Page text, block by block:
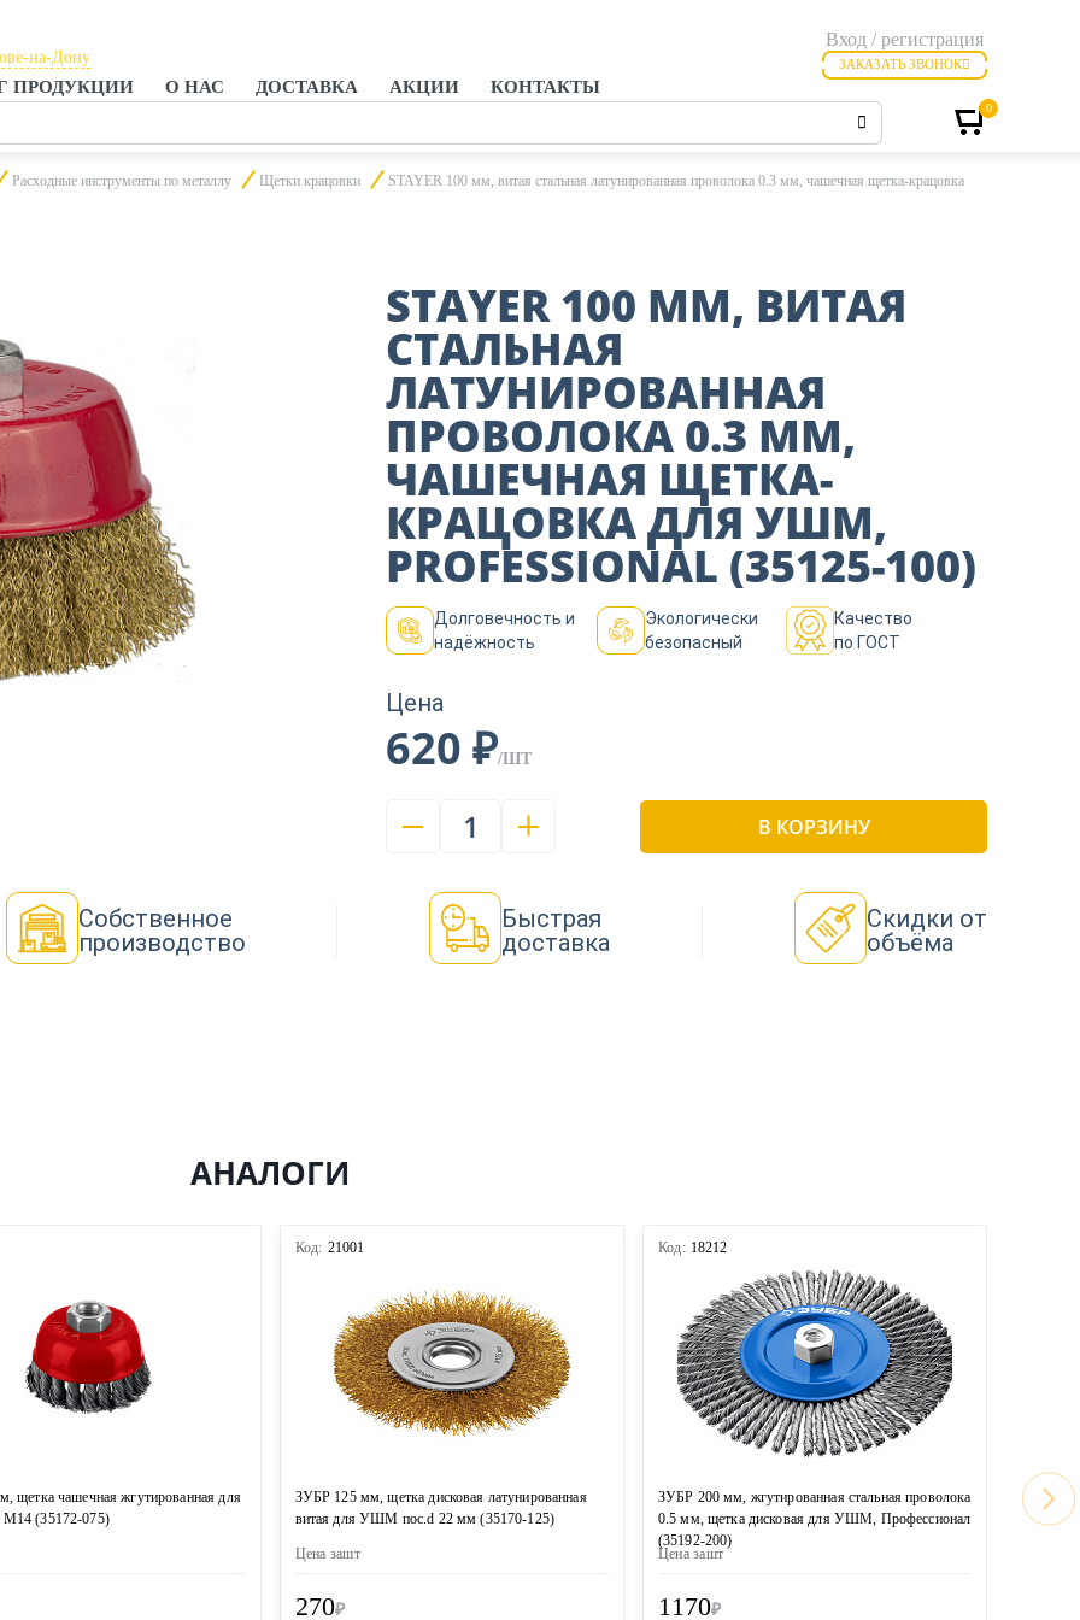
ПРОДУКЦИИ О НАС ДОСТАВКА АКЦИИ КОНТАКТЫ
на-Дону
на-Дону
Вход / регистрация
ЗАКАЗАТЬ ЗВОНОК
0
Расходные инструменты по металлу Щетки крацовки
STAYER 100 мм, витая стальная латунированная проволока 0.3 мм, чашечная щетка-крацовка
STAYER 100 ММ, ВИТАЯ
СТАЛЬНАЯ
ЛАТУНИРОВАННАЯ
ПРОВОЛОКА 0.3 ММ,
ЧАШЕЧНАЯ ЩЕТКА-
КРАЦОВКА ДЛЯ УШМ,
PROFESSIONAL (35125-100)
Долговечность и
надёжность
Экологически
безопасный
Качество
по ГОСТ
Цена
620 ₽/ШТ
1 В КОРЗИНУ
Собственное
производство
Быстрая
доставка
Скидки от
объёма
АНАЛОГИ
щетка чашечная жгутированная для
(35172-075)
Код: 21001
ЗУБР 125 мм, щетка дисковая латунированная
витая для УШМ пос.d 22 мм (35170-125)
Цена зашт
270₽
Код: 18212
ЗУБР 200 мм, жгутированная стальная проволока
0.5 мм, щетка дисковая для УШМ, Профессионал
(35192-200)
Цена зашт
1170₽
MIRAX